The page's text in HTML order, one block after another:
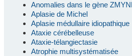
Anomalies dans le gène
Aplasie de Michel
Aplasie médullaire idiopathique
Ataxie cérébelleuse
Ataxie-télangiectasie
Atrophie multisystématisée